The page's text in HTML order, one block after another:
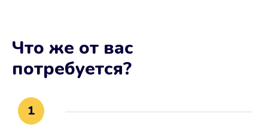
Что же от вас
потребуется?
1